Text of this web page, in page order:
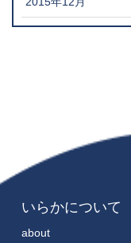
いらかについて
about